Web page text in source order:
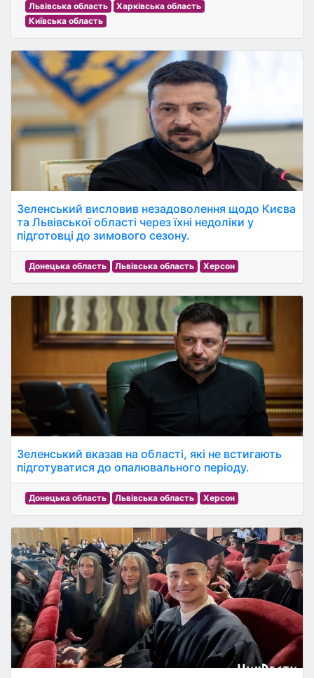
Львівська область
Харківська область
Київська область
Зеленський висловив незадоволення щодо Києва
та Львівської області через їхні недоліки у
підготовці до зимового сезону.
Донецька область Львівська область Херсон
Зеленський вказав на області, які не встигають
підготуватися до опалювального періоду.
Донецька область Львівська область Херсон